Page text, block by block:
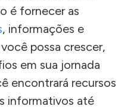
é fornecer as
, informações e
possa crescer,
em sua jornada
encontrará recursos
informativos até